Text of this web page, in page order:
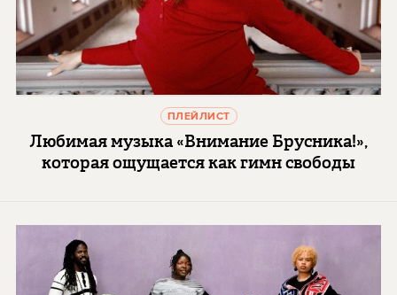
ПЛЕЙЛИСТ
Любимая музыка «Внимание Брусника!»,
которая ощущается как гимн свободы